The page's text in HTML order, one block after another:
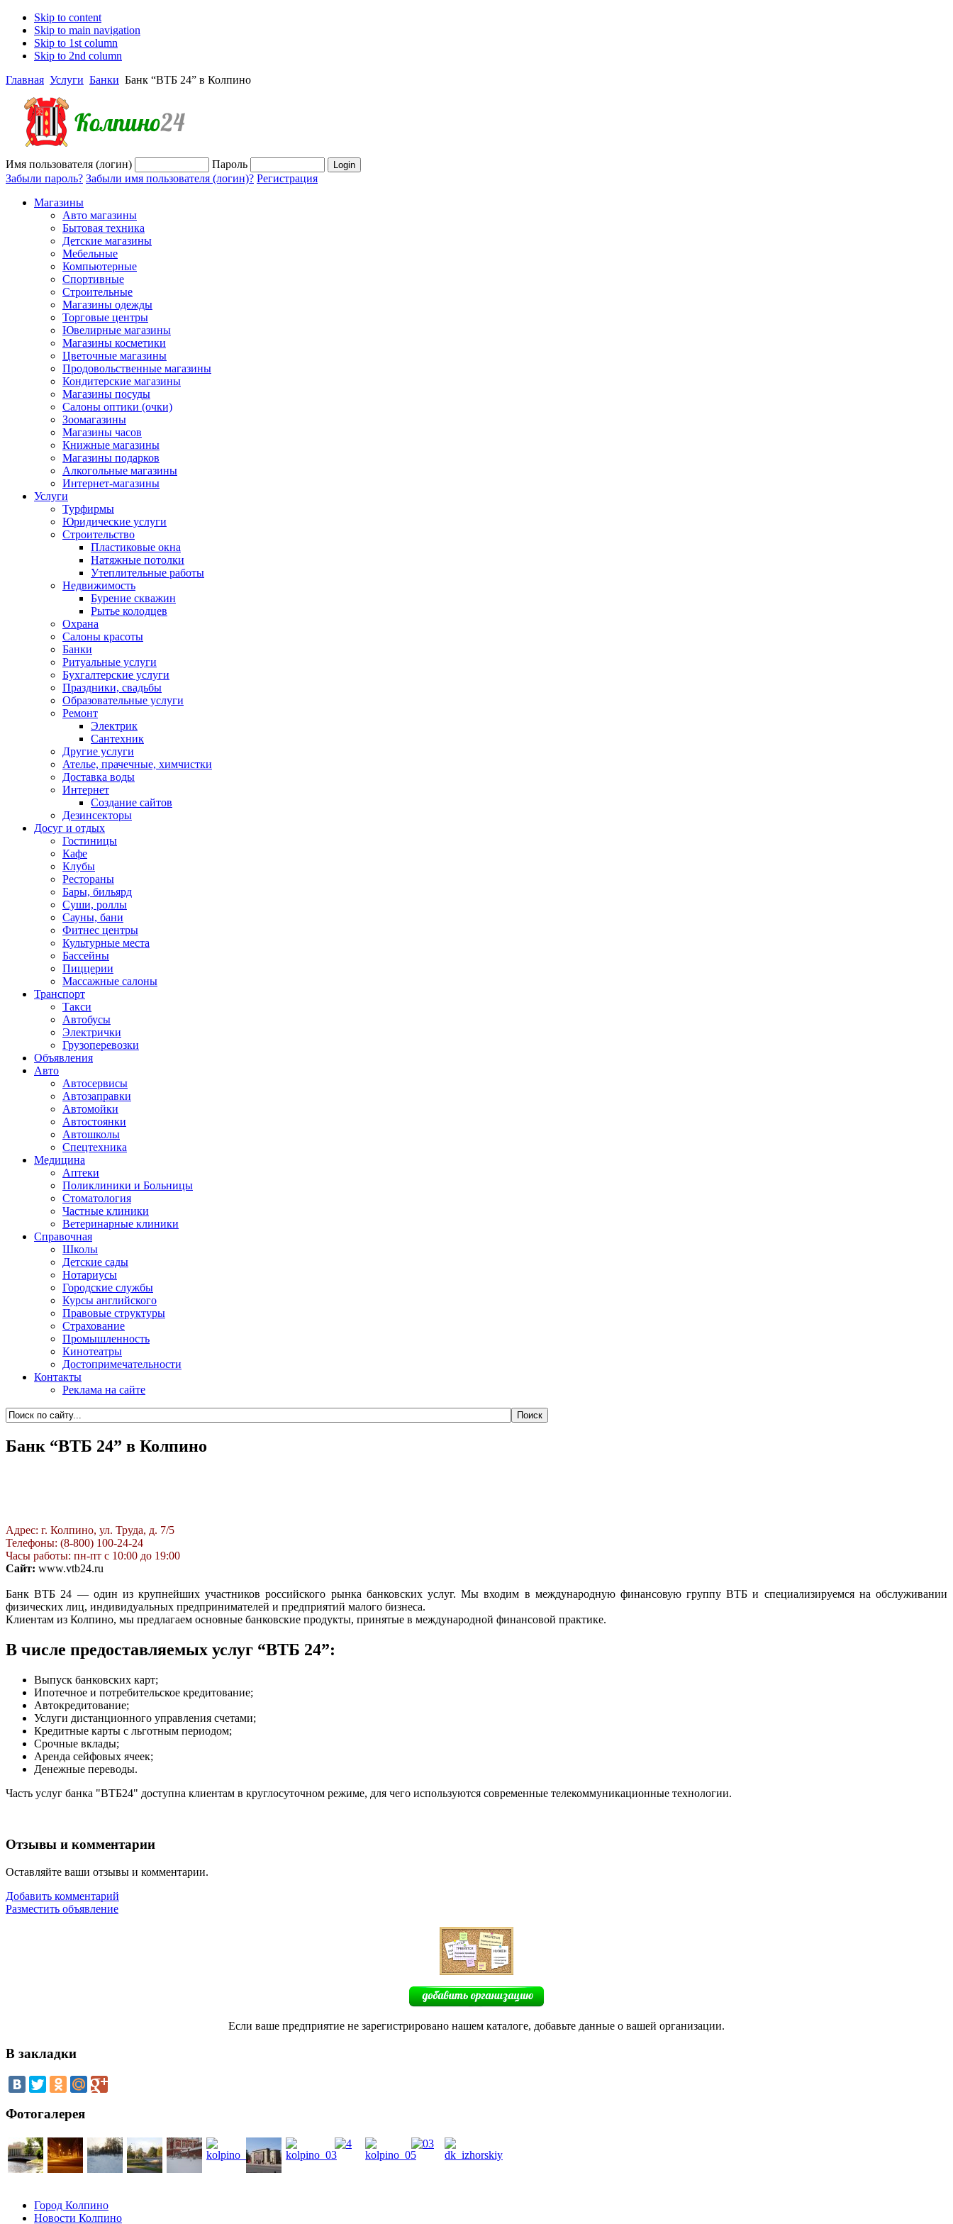
Skip to content
Skip to main navigation
Skip to 1st column
Skip to 2nd column
Главная Услуги Банки Банк “ВТБ 24” в Колпино
Имя пользователя (логин)
Пароль
Забыли пароль? Забыли имя пользователя (логин)? Регистрация
Магазины
Авто магазины
Бытовая техника
Детские магазины
Мебельные
Компьютерные
Спортивные
Строительные
Магазины одежды
Торговые центры
Ювелирные магазины
Магазины косметики
Цветочные магазины
Продовольственные магазины
Кондитерские магазины
Магазины посуды
Салоны оптики (очки)
Зоомагазины
Магазины часов
Книжные магазины
Магазины подарков
Алкогольные магазины
Интернет-магазины
Услуги
Турфирмы
Юридические услуги
Строительство
Пластиковые окна
Натяжные потолки
Утеплительные работы
Недвижимость
Бурение скважин
Рытье колодцев
Охрана
Салоны красоты
Банки
Ритуальные услуги
Бухгалтерские услуги
Праздники, свадьбы
Образовательные услуги
Ремонт
Электрик
Сантехник
Другие услуги
Ателье, прачечные, химчистки
Доставка воды
Интернет
Создание сайтов
Дезинсекторы
Досуг и отдых
Гостиницы
Кафе
Клубы
Рестораны
Бары, бильярд
Суши, роллы
Сауны, бани
Фитнес центры
Культурные места
Бассейны
Пиццерии
Массажные салоны
Транспорт
Такси
Автобусы
Электрички
Грузоперевозки
Объявления
Авто
Автосервисы
Автозаправки
Автомойки
Автостоянки
Автошколы
Спецтехника
Медицина
Аптеки
Поликлиники и Больницы
Стоматология
Частные клиники
Ветеринарные клиники
Справочная
Школы
Детские сады
Нотариусы
Городские службы
Курсы английского
Правовые структуры
Страхование
Промышленность
Кинотеатры
Достопримечательности
Контакты
Реклама на сайте
Банк “ВТБ 24” в Колпино
Адрес: г. Колпино, ул. Труда, д. 7/5
Телефоны: (8-800) 100-24-24
Часы работы: пн-пт с 10:00 до 19:00
Сайт: www.vtb24.ru
Банк ВТБ 24 — один из крупнейших участников российского рынка банковских услуг. Мы входим в международную финансовую группу ВТБ и специализируемся на обслуживании
физических лиц, индивидуальных предпринимателей и предприятий малого бизнеса.
Клиентам из Колпино, мы предлагаем основные банковские продукты, принятые в международной финансовой практике.
В числе предоставляемых услуг “ВТБ 24”:
Выпуск банковских карт;
Ипотечное и потребительское кредитование;
Автокредитование;
Услуги дистанционного управления счетами;
Кредитные карты с льготным периодом;
Срочные вклады;
Аренда сейфовых ячеек;
Денежные переводы.
Часть услуг банка "ВТБ24" доступна клиентам в круглосуточном режиме, для чего используются современные телекоммуникационные технологии.
Отзывы и комментарии
Оставляйте ваши отзывы и комментарии.
Добавить комментарий
Разместить объявление
Если ваше предприятие не зарегистрировано нашем каталоге, добавьте данные о вашей организации.
В закладки
Фотогалерея
Город Колпино
Новости Колпино